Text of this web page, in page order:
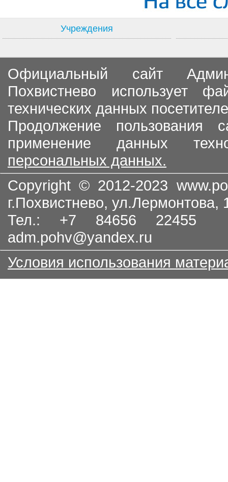
Учреждения
Официальный сайт
Похвистнево использует
технических данных
Продолжение пользования
применение данных
персональных данных.
Copyright © 2012-2023
г.Похвистнево, ул.Лермонтова,
Тел.: +7 84656
adm.pohv@yandex.ru
Условия использования